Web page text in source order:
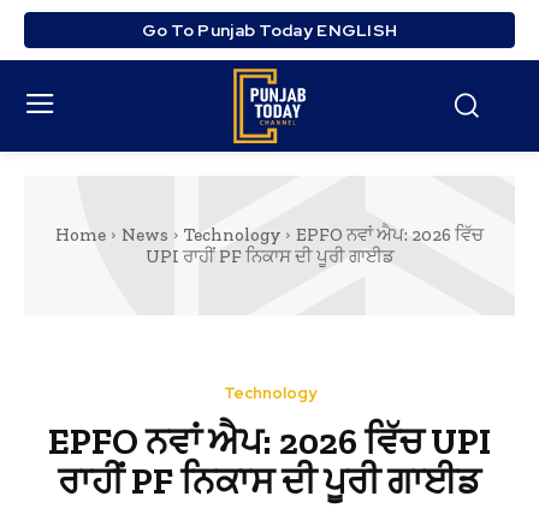
Go To Punjab Today ENGLISH
Home News Technology
EPFO ਨਵਾਂ ਐਪ: 2026 ਵਿੱਚ
UPI ਰਾਹੀਂ PF ਨਿਕਾਸ ਦੀ ਪੂਰੀ ਗਾਈਡ
Technology
EPFO ਨਵਾਂ ਐਪ: 2026 ਵਿੱਚ UPI
ਰਾਹੀਂ PF ਨਿਕਾਸ ਦੀ ਪੂਰੀ ਗਾਈਡ